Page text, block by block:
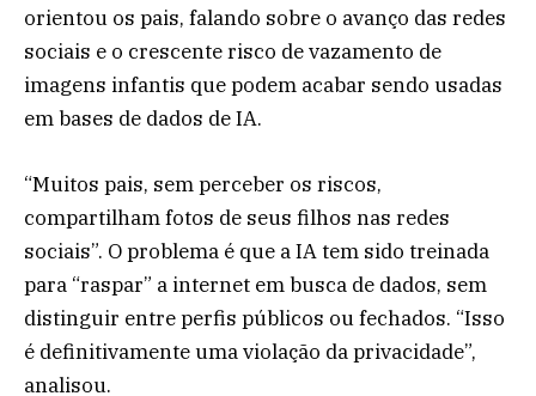
orientou os pais, falando sobre o avanço das redes
sociais e o crescente risco de vazamento de
imagens infantis que podem acabar sendo usadas
em bases de dados de IA.
“Muitos pais, sem perceber os riscos,
compartilham fotos de seus filhos nas redes
sociais”. O problema é que a IA tem sido treinada
para “raspar” a internet em busca de dados, sem
distinguir entre perfis públicos ou fechados. “Isso
é definitivamente uma violação da privacidade”,
analisou.